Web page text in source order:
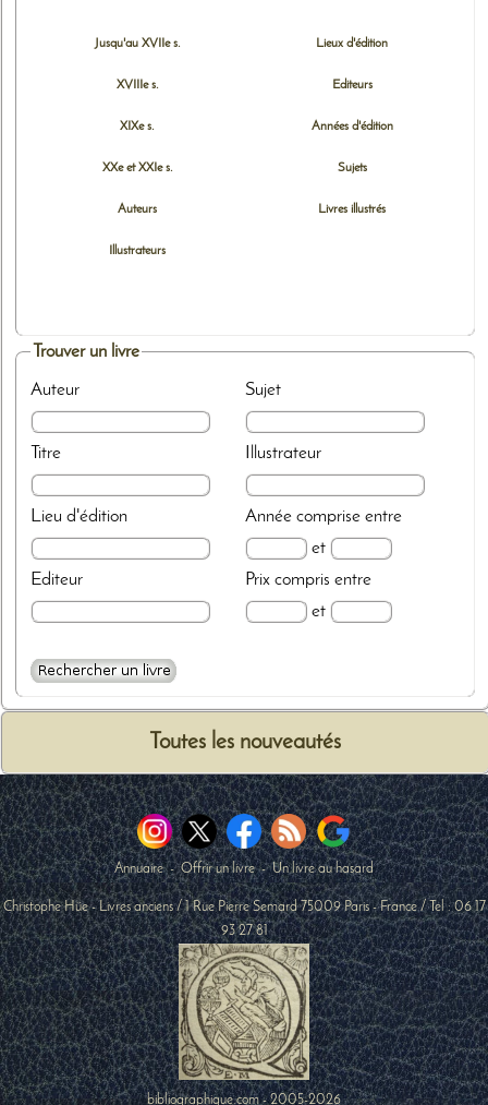
Jusqu'au XVIIe s.
XVIIIe s.
XIXe s.
XXe et XXIe s.
Auteurs
Illustrateurs
Lieux d'édition
Editeurs
Années d'édition
Sujets
Livres illustrés
Trouver un livre
Auteur
Titre
Lieu d'édition
Editeur
Sujet
Illustrateur
Annéecomprise entre
et
Prixcompris entre
et
Toutes les nouveautés
Annuaire-Offrir un livre-Un livre au hasard
Christophe Hüe - Livres anciens /1 Rue Pierre Semard 75009 Paris-France / Tel :06 17
93 27 81
bibliographique.com - 2005-2026